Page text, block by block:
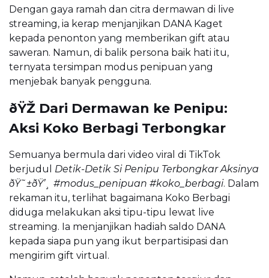
Dengan gaya ramah dan citra dermawan di live
streaming, ia kerap menjanjikan DANA Kaget
kepada penonton yang memberikan gift atau
saweran. Namun, di balik persona baik hati itu,
ternyata tersimpan modus penipuan yang
menjebak banyak pengguna.
ðŸŽ­ Dari Dermawan ke Penipu:
Aksi Koko Berbagi Terbongkar
Semuanya bermula dari video viral di TikTok
berjudul Detik-Detik Si Penipu Terbongkar Aksinya
ðŸ˜±ðŸ’¸ #modus_penipuan #koko_berbagi. Dalam
rekaman itu, terlihat bagaimana Koko Berbagi
diduga melakukan aksi tipu-tipu lewat live
streaming. Ia menjanjikan hadiah saldo DANA
kepada siapa pun yang ikut berpartisipasi dan
mengirim gift virtual.